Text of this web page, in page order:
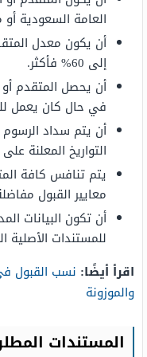
العامة السعودية أو
أن يكون معدل
إلى 60% فأكثر.
أن يحصل المتقدم
في حال كان يعمل
أن يتم سداد الرسوم
التواريخ المعلنة
يتم تنافس كافة
معايير القبول
أن تكون البيانات
للمستندات الأصلية
اقرأ أيضًا: نسب القبول
والموزونة
المستندات